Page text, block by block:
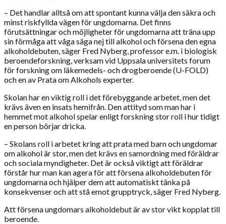
– Det handlar alltså om att spontant kunna välja den säkra och
minst riskfyllda vägen för ungdomarna. Det finns
förutsättningar och möjligheter för ungdomarna att träna upp
sin förmåga att våga säga nej till alkohol och försena den egna
alkoholdebuten, säger Fred Nyberg, professor e.m. i biologisk
beroendeforskning, verksam vid Uppsala universitets forum
för forskning om läkemedels- och drogberoende (U-FOLD)
och en av Prata om Alkohols experter.
Skolan har en viktig roll i det förebyggande arbetet, men det
krävs även en insats hemifrån. Den attityd som man har i
hemmet mot alkohol spelar enligt forskning stor roll i hur tidigt
en person börjar dricka.
– Skolans roll i arbetet kring att prata med barn och ungdomar
om alkohol är stor, men det krävs en samordning med föräldrar
och sociala myndigheter. Det är också viktigt att föräldrar
förstår hur man kan agera för att försena alkoholdebuten för
ungdomarna och hjälper dem att automatiskt tänka på
konsekvenser och att stå emot grupptryck, säger Fred Nyberg.
Att försena ungdomars alkoholdebut är av stor vikt kopplat till
beroende.